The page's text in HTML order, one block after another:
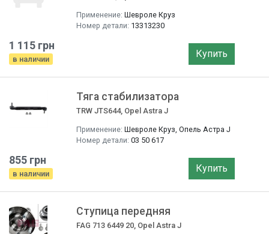
Применение: Шевроле Круз
Номер детали: 13313230
1 115 грн
в наличии Купить
Тяга стабилизатора
TRW JTS644, Opel Astra J
Применение: Шевроле Круз, Опель Астра J
Номер детали: 03 50 617
855 грн
в наличии Купить
Ступица передняя
FAG 713 6449 20, Opel Astra J